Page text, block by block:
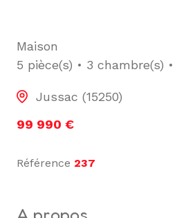
Maison
5 pièce(s)
3 chambre(s)
Jussac (15250)
99 990 €
Référence 237